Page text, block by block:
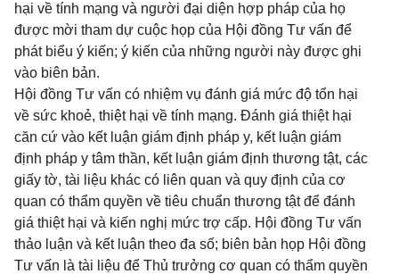
hại về tính mạng và người đại diện hợp pháp của họ
được mời tham dự cuộc họp của Hội đồng Tư vấn để
phát biểu ý kiến; ý kiến của những người này được ghi
vào biên bản.
Hội đồng Tư vấn có nhiệm vụ đánh giá mức độ tổn hại
về sức khoẻ, thiệt hại về tính mạng. Đánh giá thiệt hại
căn cứ vào kết luận giám định pháp y, kết luận giám
định pháp y tâm thần, kết luận giám định thương tật, các
giấy tờ, tài liệu khác có liên quan và quy định của cơ
quan có thẩm quyền về tiêu chuẩn thương tật để đánh
giá thiệt hại và kiến nghị mức trợ cấp. Hội đồng Tư vấn
thảo luận và kết luận theo đa số; biên bản họp Hội đồng
Tư vấn là tài liệu để Thủ trưởng cơ quan có thẩm quyền